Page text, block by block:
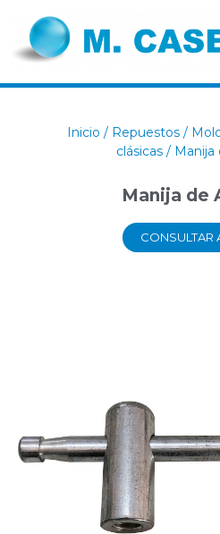
Inicio / Repuestos/
clásicas / Manija
Manija de
CONSULTAR